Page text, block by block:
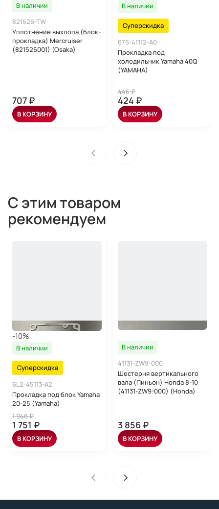
В наличии
821526-TW
Уплотнение выхлопа (блок-
прокладка) Mercruiser
(821526001) (Osaka)
707 ₽
В КОРЗИНУ
В наличии
Суперскидка
676-41112-A0
Прокладка под
холодильник Yamaha 40Q
(YAMAHA)
446 ₽
424 ₽
В КОРЗИНУ
С этим товаром
рекомендуем
-10%
В наличии
Суперскидка
6L2-45113-A2
Прокладка под блок Yamaha
20-25 (Yamaha)
1 946 ₽
1 751 ₽
В КОРЗИНУ
В наличии
41131-ZW9-000
Шестерня вертикального
вала (Пиньон) Honda 8-10
(41131-ZW9-000) (Honda)
3 856 ₽
В КОРЗИНУ